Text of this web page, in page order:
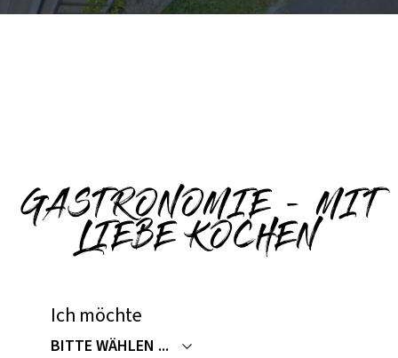
GASTRONOMIE - MIT
LIEBE KOCHEN
Ich möchte
BITTE WÄHLEN ...